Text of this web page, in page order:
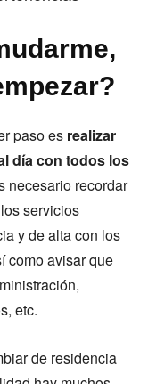
paso es realizar
día con todos los
necesario recordar
servicios
y de alta con los
como avisar que
etc.
de residencia